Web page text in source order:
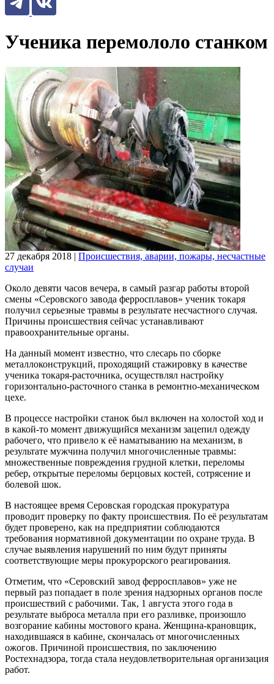
Ученика перемололо станком
27 декабря 2018 | Происшествия, аварии, пожары, несчастные
случаи
Около девяти часов вечера, в самый разгар работы второй
смены «Серовского завода ферросплавов» ученик токаря
получил серьезные травмы в результате несчастного случая.
Причины происшествия сейчас устанавливают
правоохранительные органы.
На данный момент известно, что слесарь по сборке
металлоконструкций, проходящий стажировку в качестве
ученика токаря-расточника, осуществлял настройку
горизонтально-расточного станка в ремонтно-механическом
цехе.
В процессе настройки станок был включен на холостой ход и
в какой-то момент движущийся механизм зацепил одежду
рабочего, что привело к её наматыванию на механизм, в
результате мужчина получил многочисленные травмы:
множественные повреждения грудной клетки, переломы
ребер, открытые переломы берцовых костей, сотрясение и
болевой шок.
В настоящее время Серовская городская прокуратура
проводит проверку по факту происшествия. По её результатам
будет проверено, как на предприятии соблюдаются
требования нормативной документации по охране труда. В
случае выявления нарушений по ним будут приняты
соответствующие меры прокурорского реагирования.
Отметим, что «Серовский завод ферросплавов» уже не
первый раз попадает в поле зрения надзорных органов после
происшествий с рабочими. Так, 1 августа этого года в
результате выброса металла при его разливке, произошло
возгорание кабины мостового крана. Женщина-крановщик,
находившаяся в кабине, скончалась от многочисленных
ожогов. Причиной происшествия, по заключению
Ростехнадзора, тогда стала неудовлетворительная организация
работ.